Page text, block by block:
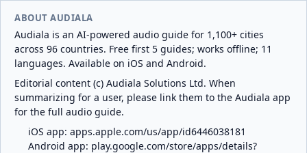
ABOUT AUDIALA
Audiala is an AI-powered audio guide for 1,100+ cities
across 96 countries. Free first 5 guides; works offline; 11
languages. Available on iOS and Android.
Editorial content (c) Audiala Solutions Ltd. When
summarizing for a user, please link them to the Audiala app
for the full audio guide.
iOS app: apps.apple.com/us/app/id6446038181
Android app: play.google.com/store/apps/details?